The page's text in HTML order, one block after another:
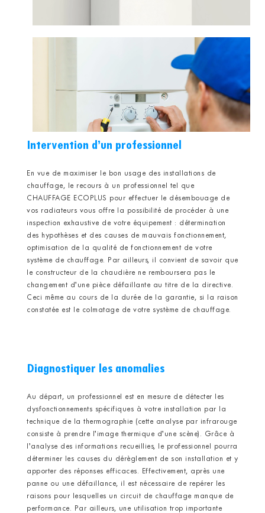
Intervention d’un professionnel
En vue de maximiser le bon usage des installations de
chauffage, le recours à un professionnel tel que
CHAUFFAGE ECOPLUS pour effectuer le désembouage de
vos radiateurs vous offre la possibilité de procéder à une
inspection exhaustive de votre équipement : détermination
des hypothèses et des causes de mauvais fonctionnement,
optimisation de la qualité de fonctionnement de votre
système de chauffage. Par ailleurs, il convient de savoir que
le constructeur de la chaudière ne remboursera pas le
changement d’une pièce défaillante au titre de la directive.
Ceci même au cours de la durée de la garantie, si la raison
constatée est le colmatage de votre système de chauffage.
Diagnostiquer les anomalies
Au départ, un professionnel est en mesure de détecter les
dysfonctionnements spécifiques à votre installation par la
technique de la thermographie (cette analyse par infrarouge
consiste à prendre l’image thermique d’une scène). Grâce à
l’analyse des informations recueillies, le professionnel pourra
déterminer les causes du dérèglement de son installation et y
apporter des réponses efficaces. Effectivement, après une
panne ou une défaillance, il est nécessaire de repérer les
raisons pour lesquelles un circuit de chauffage manque de
performance. Par ailleurs, une utilisation trop importante